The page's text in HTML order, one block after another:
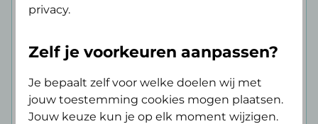
Binnen 3 minuten je verzekering afsluiten.
privacy.
Zelf je voorkeuren aanpassen?
Je bepaalt zelf voor welke doelen wij met
jouw toestemming cookies mogen plaatsen.
Jouw keuze kun je op elk moment wijzigen.